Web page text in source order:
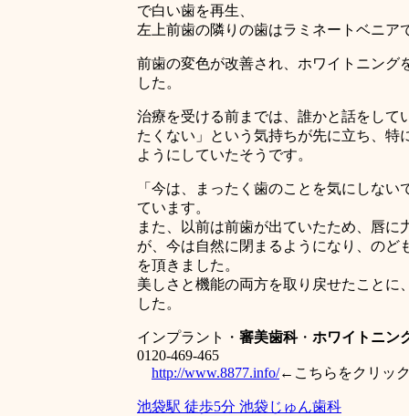
で白い歯を再生、
左上前歯の隣りの歯はラミネートベニア
前歯の変色が改善され、ホワイトニング
した。
治療を受ける前までは、誰かと話をして
たくない」という気持ちが先に立ち、
ようにしていたそうです。
「今は、まったく歯のことを気にしな
ています。
また、以前は前歯が出ていたため、唇
が、今は自然に閉まるようになり、の
を頂きました。
美しさと機能の両方を取り戻せたこと
した。
インプラント・ 審美歯科・ ホワイトニン
0120-469-465
http://www.8877.info/←こちらをクリッ
池袋駅 徒歩5分 池袋じゅん歯科